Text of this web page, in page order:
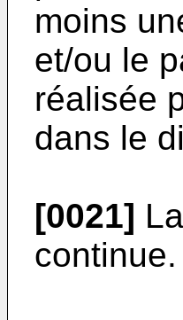
moins
et/ou le
réalisée
dans le
[0021]
continue.